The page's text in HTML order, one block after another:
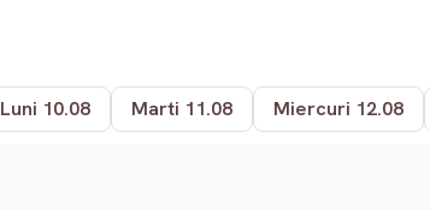
Luni 10.08 Marti 11.08 Miercuri 12.08